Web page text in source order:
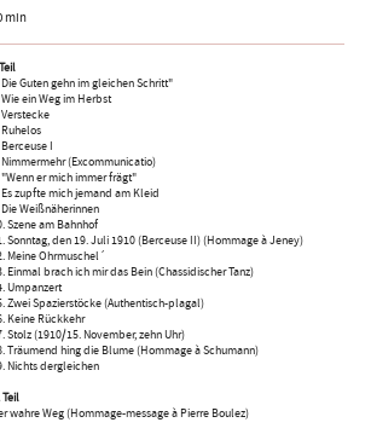
min
Die Guten gehn im gleichen Schritt"
Wie ein Weg im Herbst
Verstecke
Ruhelos
I
Nimmermehr (Excommunicatio)
"Wenn er mich immer frägt"
Es zupfte mich jemand am Kleid
Die Weißnäherinnen
Szene am Bahnhof
Sonntag, den 19. Juli 1910 (Berceuse II) (Hommage à Jeney)
Meine Ohrmuschel´
Einmal brach ich mir das Bein (Chassidischer Tanz)
Umpanzert
Zwei Spazierstöcke (Authentisch-plagal)
Keine Rückkehr
Stolz (1910/15. November, zehn Uhr)
Träumend hing die Blume (Hommage à Schumann)
Nichts dergleichen
Teil
wahre Weg (Hommage-message à Pierre Boulez)